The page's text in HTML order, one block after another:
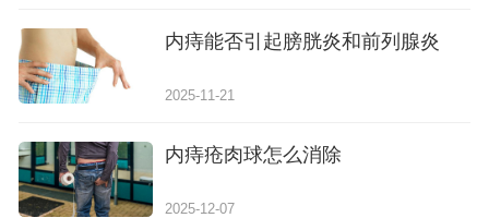
内痔能否引起膀胱炎和前列腺炎
2025-11-21
内痔疮肉球怎么消除
2025-12-07